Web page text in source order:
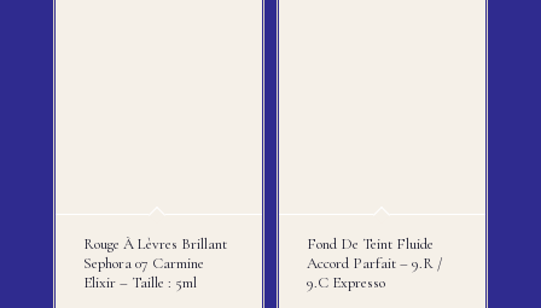
Rouge À Lèvres Brillant
Sephora 07 Carmine
Elixir – Taille : 5ml
Fond De Teint Fluide
Accord Parfait – 9.R /
9.C Expresso